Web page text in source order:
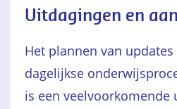
Uitdagingen en
Het plannen van
dagelijkse
is een veelvoorkomende